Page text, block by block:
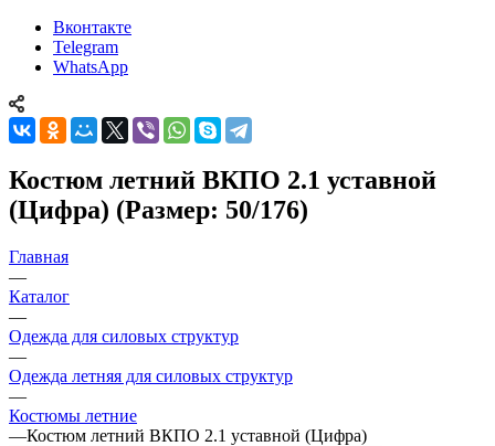
Вконтакте
Telegram
WhatsApp
Костюм летний ВКПО 2.1 уставной
(Цифра) (Размер: 50/176)
Главная
—
Каталог
—
Одежда для силовых структур
—
Одежда летняя для силовых структур
—
Костюмы летние
—Костюм летний ВКПО 2.1 уставной (Цифра)